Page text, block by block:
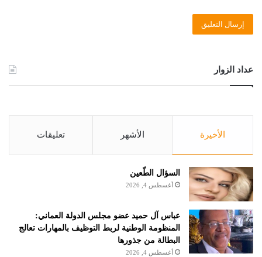
عداد الزوار
الأخيرة الأشهر تعليقات
السؤال الطّعين
أغسطس 4, 2026
عباس آل حميد عضو مجلس الدولة العماني:
المنظومة الوطنية لربط التوظيف بالمهارات تعالج
البطالة من جذورها
أغسطس 4, 2026